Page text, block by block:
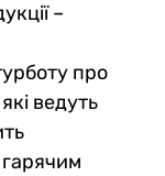
–
про
ведуть